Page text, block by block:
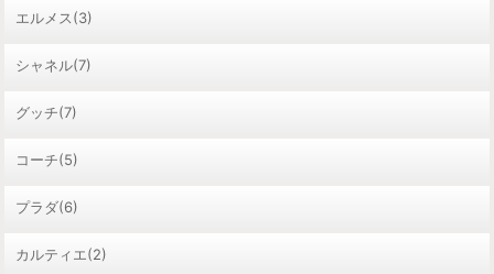
エルメス(3)
シャネル(7)
グッチ(7)
コーチ(5)
プラダ(6)
カルティエ(2)